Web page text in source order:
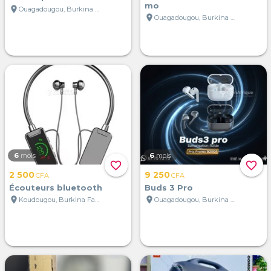
location_on
Ouagadougou, Burkina Faso
mo
location_on
Ouagadougou, Burkina Faso
favorite_border
6 mois
2 500CFA
Écouteurs bluetooth
location_on
Koudougou, Burkina Faso
favorite_border
6 mois
9 250CFA
Buds 3 Pro
location_on
Ouagadougou, Burkina Faso